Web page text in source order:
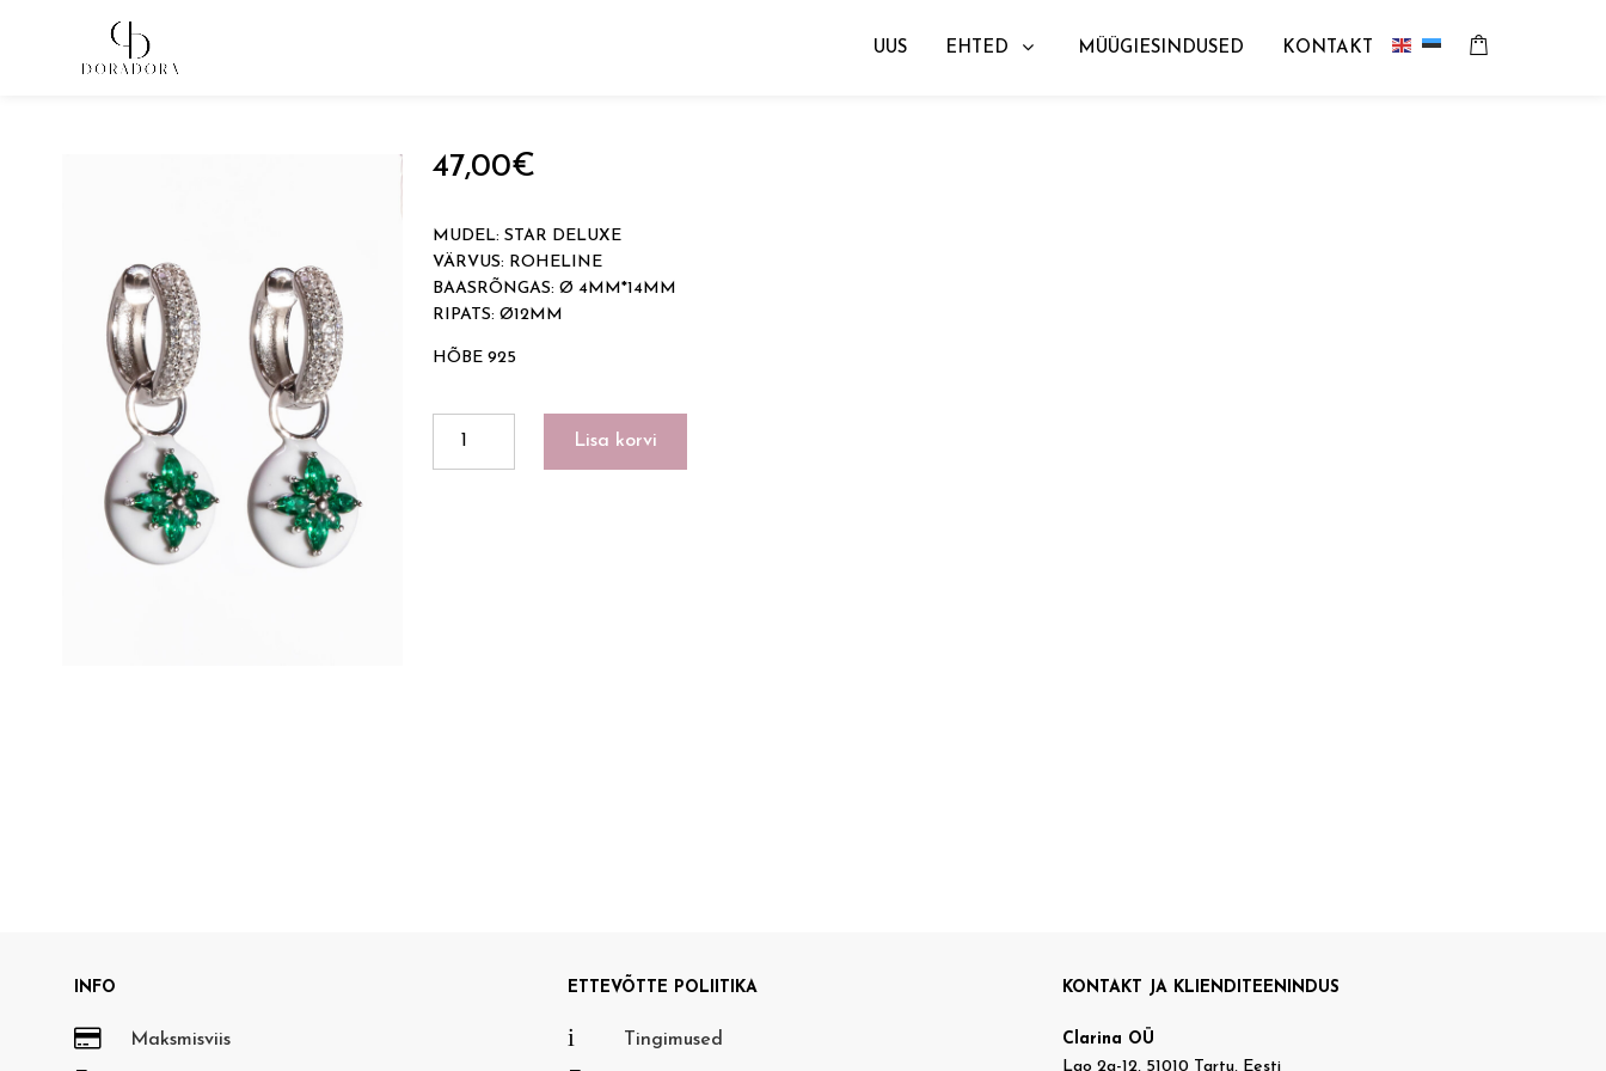
UUS EHTED MÜÜGIESINDUSED
KONTAKT
Avaleht→ Hõbedast ehted
47,00€
MUDEL: STAR DELUXE
VÄRVUS: ROHELINE
BAASRÕNGAS: Ø 4MM*14MM
RIPATS: Ø12MM
HÕBE 925
Lisa korvi
INFO
 Maksmisviis
ETTEVÕTTE POLIITIKA
i Tingimused
KONTAKT JA KLIENDITEENINDUS
Clarina OÜ
Lao 2a-12, 51010 Tartu, Eesti